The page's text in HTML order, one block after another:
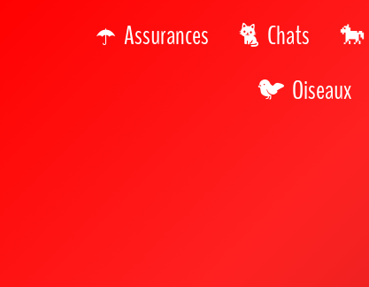
Assurances Chats
Oiseaux